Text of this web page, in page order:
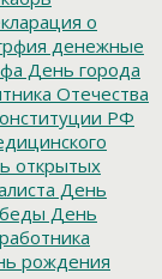
о
денежные
День города
Отечества
РФ
открытых
День
День
рождения